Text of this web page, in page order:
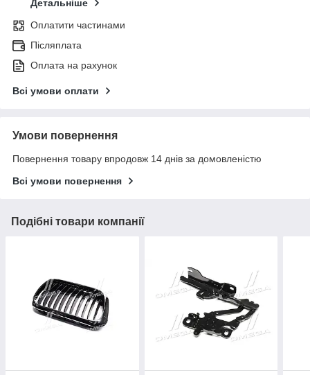
Детальніше
Оплатити частинами
Післяплата
Оплата на рахунок
Всі умови оплати
Умови повернення
Повернення товару впродовж 14 днів за домовленістю
Всі умови повернення
Подібні товари компанії